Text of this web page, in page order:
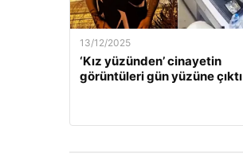
13/12/2025
‘Kız yüzünden’ cinayetin
görüntüleri gün yüzüne çıktı